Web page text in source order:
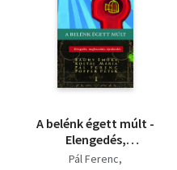
A belénk égett múlt -
Elengedés,
megbocsátás,
Pál Ferenc